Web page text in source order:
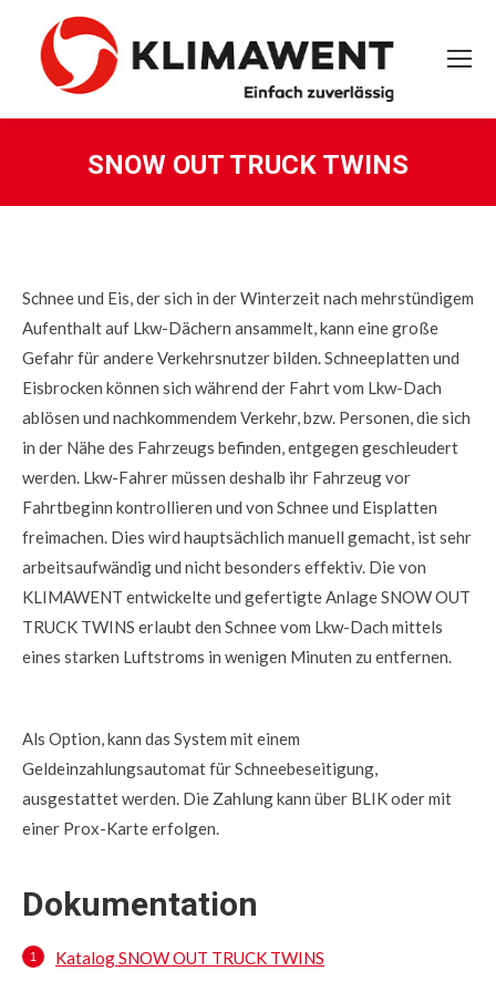
SNOW OUT TRUCK TWINS
Schnee und Eis, der sich in der Winterzeit nach mehrstündigem
Aufenthalt auf Lkw-Dächern ansammelt, kann eine große
Gefahr für andere Verkehrsnutzer bilden. Schneeplatten und
Eisbrocken können sich während der Fahrt vom Lkw-Dach
ablösen und nachkommendem Verkehr, bzw. Personen, die sich
in der Nähe des Fahrzeugs befinden, entgegen geschleudert
werden. Lkw-Fahrer müssen deshalb ihr Fahrzeug vor
Fahrtbeginn kontrollieren und von Schnee und Eisplatten
freimachen. Dies wird hauptsächlich manuell gemacht, ist sehr
arbeitsaufwändig und nicht besonders effektiv. Die von
KLIMAWENT entwickelte und gefertigte Anlage SNOW OUT
TRUCK TWINS erlaubt den Schnee vom Lkw-Dach mittels
eines starken Luftstroms in wenigen Minuten zu entfernen.
Als Option, kann das System mit einem
Geldeinzahlungsautomat für Schneebeseitigung,
ausgestattet werden. Die Zahlung kann über BLIK oder mit
einer Prox-Karte erfolgen.
Dokumentation
Katalog SNOW OUT TRUCK TWINS